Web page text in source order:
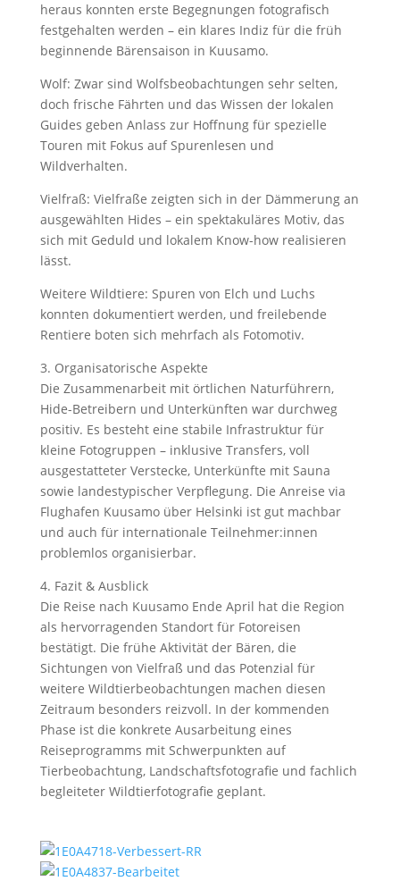
heraus konnten erste Begegnungen fotografisch
festgehalten werden – ein klares Indiz für die früh
beginnende Bärensaison in Kuusamo.
Wolf: Zwar sind Wolfsbeobachtungen sehr selten,
doch frische Fährten und das Wissen der lokalen
Guides geben Anlass zur Hoffnung für spezielle
Touren mit Fokus auf Spurenlesen und
Wildverhalten.
Vielfraß: Vielfraße zeigten sich in der Dämmerung an
ausgewählten Hides – ein spektakuläres Motiv, das
sich mit Geduld und lokalem Know-how realisieren
lässt.
Weitere Wildtiere: Spuren von Elch und Luchs
konnten dokumentiert werden, und freilebende
Rentiere boten sich mehrfach als Fotomotiv.
3. Organisatorische Aspekte
Die Zusammenarbeit mit örtlichen Naturführern,
Hide-Betreibern und Unterkünften war durchweg
positiv. Es besteht eine stabile Infrastruktur für
kleine Fotogruppen – inklusive Transfers, voll
ausgestatteter Verstecke, Unterkünfte mit Sauna
sowie landestypischer Verpflegung. Die Anreise via
Flughafen Kuusamo über Helsinki ist gut machbar
und auch für internationale Teilnehmer:innen
problemlos organisierbar.
4. Fazit & Ausblick
Die Reise nach Kuusamo Ende April hat die Region
als hervorragenden Standort für Fotoreisen
bestätigt. Die frühe Aktivität der Bären, die
Sichtungen von Vielfraß und das Potenzial für
weitere Wildtierbeobachtungen machen diesen
Zeitraum besonders reizvoll. In der kommenden
Phase ist die konkrete Ausarbeitung eines
Reiseprogramms mit Schwerpunkten auf
Tierbeobachtung, Landschaftsfotografie und fachlich
begleiteter Wildtierfotografie geplant.